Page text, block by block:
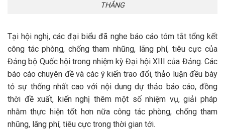
THẮNG
Tại hội nghị, các đại biểu đã nghe báo cáo tóm tắt tổng kết
công tác phòng, chống tham nhũng, lãng phí, tiêu cực của
Đảng bộ Quốc hội trong nhiệm kỳ Đại hội XIII của Đảng. Các
báo cáo chuyên đề và các ý kiến trao đổi, thảo luận đều bày
tỏ sự thống nhất cao với nội dung dự thảo báo cáo, đồng
thời đề xuất, kiến nghị thêm một số nhiệm vụ, giải pháp
nhằm thực hiện tốt hơn nữa công tác phòng, chống tham
nhũng, lãng phí, tiêu cực trong thời gian tới.